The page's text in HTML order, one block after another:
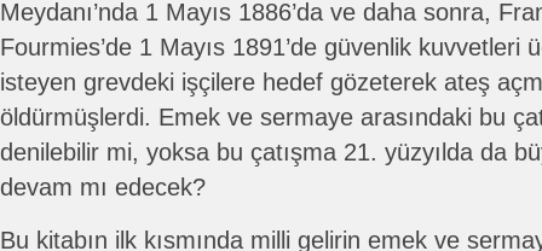
Meydanı’nda 1 Mayıs 1886’da ve daha sonra,
Fourmies’de 1 Mayıs 1891’de güvenlik kuvvetleri
isteyen grevdeki işçilere hedef gözeterek ateş
öldürmüşlerdi. Emek ve sermaye arasındaki bu
denilebilir mi, yoksa bu çatışma 21. yüzyılda da
devam mı edecek?
Bu kitabın ilk kısmında milli gelirin emek ve